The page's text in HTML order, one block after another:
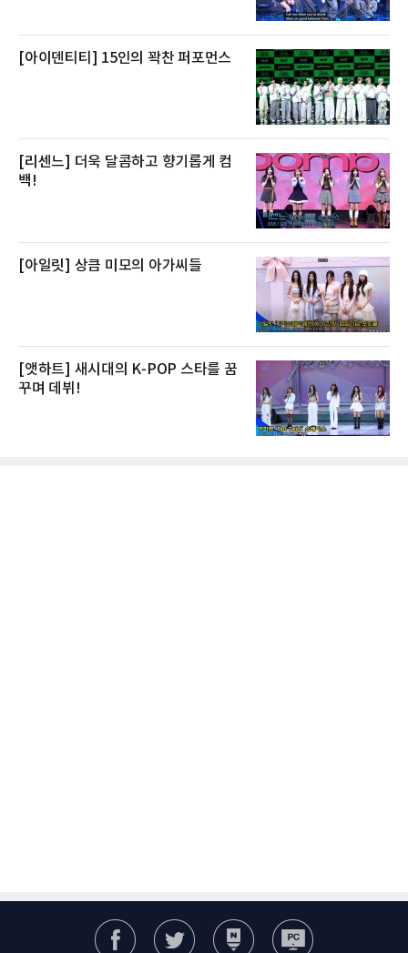
[아이덴티티] 15인의 꽉찬 퍼포먼스
[리센느] 더욱 달콤하고 향기롭게 컴
백!
[아일릿] 상큼 미모의 아가씨들
[앳하트] 새시대의 K-POP 스타를 꿈
꾸며 데뷔!